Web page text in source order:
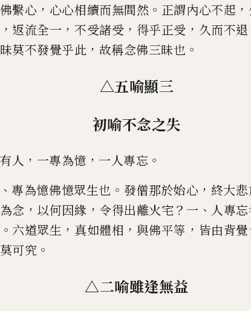
繫心 ， 心心相續而無間然 。 正謂內心不起 ，
， 返流全一 ，不受諸受 ， 得乎正受 ， 久而不退
莫不發覺乎此 ， 故稱念佛三昧也 。
△五喻顯三
初喻不念之失
人 ， 一專為憶 ， 一人專忘 。
、 專為憶佛憶眾生也 。 發僧那於始心 ， 終大
念 ， 以何因緣 ，令得出離火宅？ 一 、 人專
。 六道眾生 ， 真如體相 ， 與佛平等 ， 皆由背
可究 。
△二喻雖逢無益